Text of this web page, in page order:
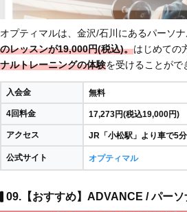
オプティマルは、金沢/石川にあるパーソナ
のレッスンが19,000円(税込)。はじめての
ナルトレーニングの体験を受けることがで
入会金 無料
4回料金 17,273円(税込19,000円)
アクセス JR「小松駅」より車で5分
公式サイト オプティマル
09.【おすすめ】ADVANCE / パーソ